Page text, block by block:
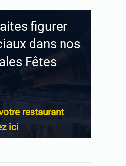
figurer
dans nos
Fêtes
restaurant
ici